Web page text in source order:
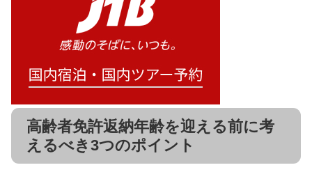
高齢者免許返納年齢を迎える前に考
えるべき3つのポイント